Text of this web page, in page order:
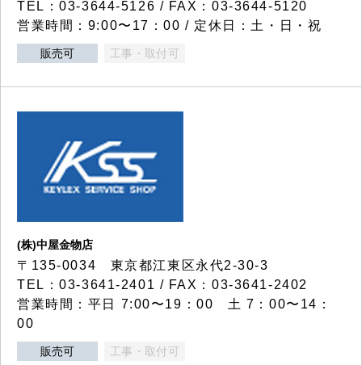
TEL：03-3644-5126 / FAX：03-3644-5120
営業時間：9:00〜17：00 / 定休日：土・日・祝
販売可 工事・取付可
(株)中屋金物店
〒135-0034 東京都江東区永代2-30-3
TEL：03-3641-2401 / FAX：03-3641-2402
営業時間：平日 7:00〜19：00 土 7：00〜14：
00
販売可 工事・取付可